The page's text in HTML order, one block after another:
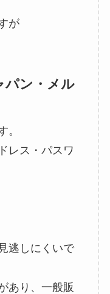
が
パン・メル
。
レス・パスワ
逃しにくいで
あり、一般販